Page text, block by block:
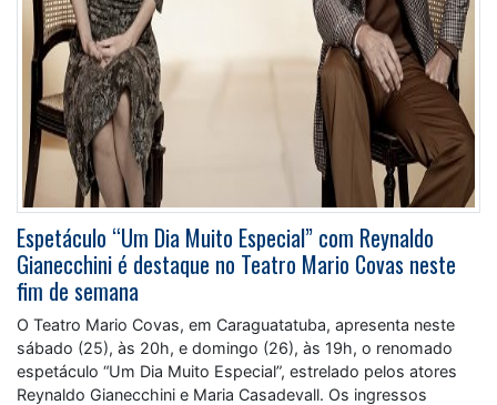
Espetáculo “Um Dia Muito Especial” com Reynaldo
Gianecchini é destaque no Teatro Mario Covas neste
fim de semana
O Teatro Mario Covas, em Caraguatatuba, apresenta neste
sábado (25), às 20h, e domingo (26), às 19h, o renomado
espetáculo “Um Dia Muito Especial”, estrelado pelos atores
Reynaldo Gianecchini e Maria Casadevall. Os ingressos